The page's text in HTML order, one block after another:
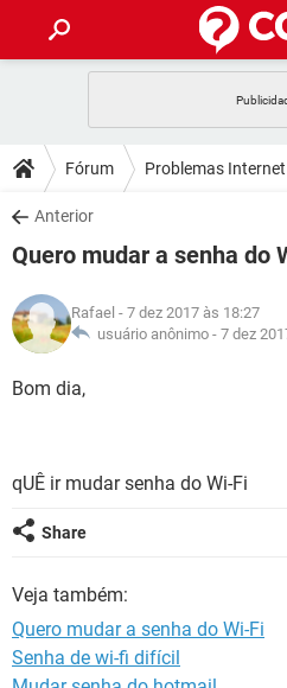
CELULAR
OUTLOOK
INSTAGRAM
GUIA DE COMPRAS
DICAS
JOGOS
INSTAGRAM
GUIA DE COMPRAS
DOWNLOADS
JOGOS
CELULAR
OUTLOOK
INSTAGRAM
FÓRUM
JOGOS
CELULAR
OUTLOOK
GUIA DE COMPRAS
GLOSSÁRIO
JOGOS
GUIA DE COMPRAS
Fórum Problemas Internet
Anterior
Quero mudar a senha do
Rafael - 7 dez 2017 às 18:27
usuário anônimo - 7 dez
Bom dia,
qUÊ ir mudar senha do Wi-Fi
Share
Veja também:
Quero mudar a senha do Wi-Fi
Senha de wi-fi difícil